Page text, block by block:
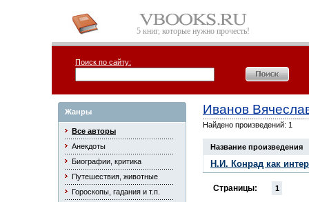
5 книг, которые нужно прочесть!
Поиск по сайту:
Жанры
Все авторы
Анекдоты
Биографии, критика
Путешествия, животные
Гороскопы, гадания и т.п.
Иванов
Найдено произведений: 1
Название произведения
Н.И. Конрад как
Страницы: 1